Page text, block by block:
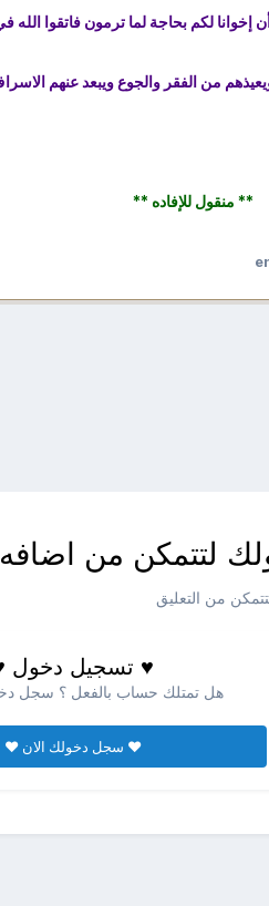
إخوانا لكم بحاجة لما ترمون فاتقوا الله
من الفقر والجوع ويبعد عنهم
** منقول للإفاده **
لتتمكن من اضافه
من التعليق
♥ تسجيل دخول
هل تمتلك حساب بالفعل ؟ سجل
♥ سجل دخولك الان ♥